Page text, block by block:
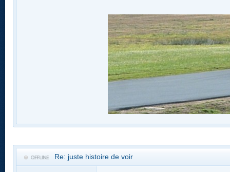
Re: juste histoire de voir